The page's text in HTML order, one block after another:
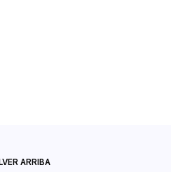
ARRIBA